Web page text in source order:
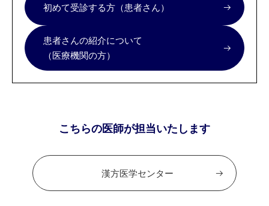
初めて受診する方（患者さん）
患者さんの紹介について
（医療機関の方）
こちらの医師が担当いたします
漢方医学センター